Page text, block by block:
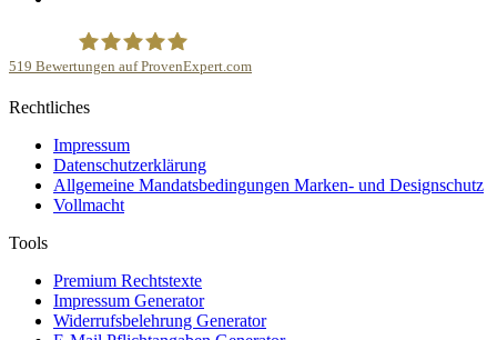
Kanzlei Plutte
519 Bewertungen auf ProvenExpert.com
Rechtliches
Impressum
Datenschutzerklärung
Allgemeine Mandatsbedingungen Marken- und Designschutz
Vollmacht
Tools
Premium Rechtstexte
Impressum Generator
Widerrufsbelehrung Generator